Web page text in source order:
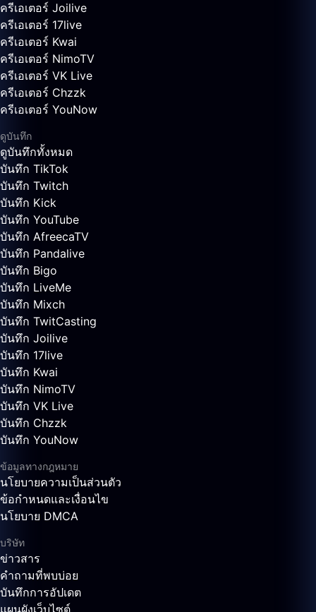
ครีเอเตอร์ Joilive
ครีเอเตอร์ 17live
ครีเอเตอร์ Kwai
ครีเอเตอร์ NimoTV
ครีเอเตอร์ VK Live
ครีเอเตอร์ Chzzk
ครีเอเตอร์ YouNow
ดูบันทึก
ดูบันทึกทั้งหมด
บันทึก TikTok
บันทึก Twitch
บันทึก Kick
บันทึก YouTube
บันทึก AfreecaTV
บันทึก Pandalive
บันทึก Bigo
บันทึก LiveMe
บันทึก Mixch
บันทึก TwitCasting
บันทึก Joilive
บันทึก 17live
บันทึก Kwai
บันทึก NimoTV
บันทึก VK Live
บันทึก Chzzk
บันทึก YouNow
ข้อมูลทางกฎหมาย
นโยบายความเป็นส่วนตัว
ข้อกำหนดและเงื่อนไข
นโยบาย DMCA
บริษัท
ข่าวสาร
คำถามที่พบบ่อย
บันทึกการอัปเดต